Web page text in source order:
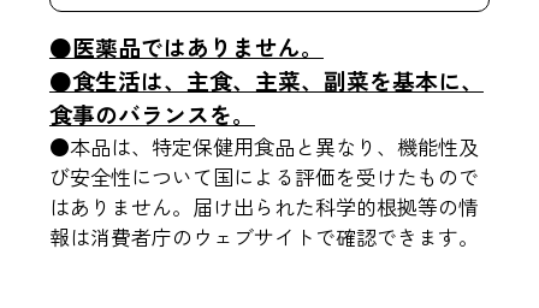
●医薬品ではありません。
●食生活は、主食、主菜、副菜を基本に、
食事のバランスを。
●本品は、特定保健用食品と異なり、機能性及
び安全性について国による評価を受けたもので
はありません。届け出られた科学的根拠等の情
報は消費者庁のウェブサイトで確認できます。